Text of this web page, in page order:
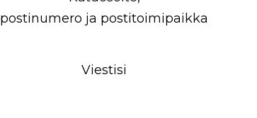
postinumero ja postitoimipaikka
Viestisi